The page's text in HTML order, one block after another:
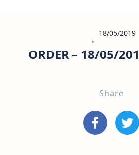
18/05/2019
ORDER – 18/05/
Share